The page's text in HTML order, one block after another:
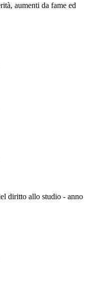
aumenti da fame ed
diritto allo studio - anno